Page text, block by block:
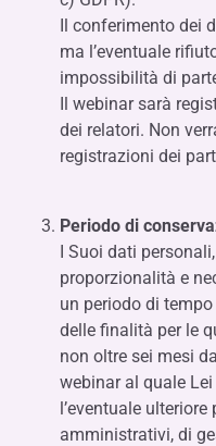
Il conferimento dei
ma l’eventuale
impossibilità di
Il webinar sarà
dei relatori. Non
registrazioni dei
Periodo di
I Suoi dati
proporzionalità e
un periodo di
delle finalità per le
non oltre sei mesi
webinar al quale
l’eventuale
amministrativi, di